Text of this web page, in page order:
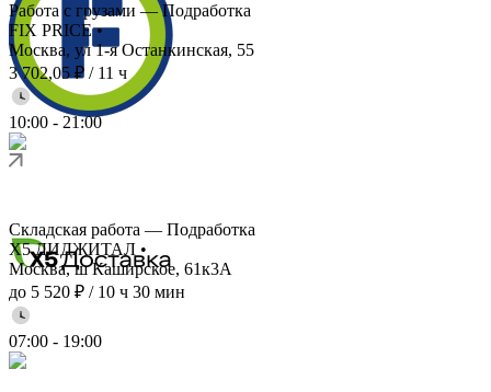
Работа с грузами — Подработка
FIX PRICE•
Москва, ул 1-я Останкинская, 55
3 702,05 ₽ / 11 ч
10:00 - 21:00
Складская работа — Подработка
X5 ДИДЖИТАЛ •
Москва, ш Каширское, 61к3А
до 5 520 ₽ / 10 ч 30 мин
07:00 - 19:00